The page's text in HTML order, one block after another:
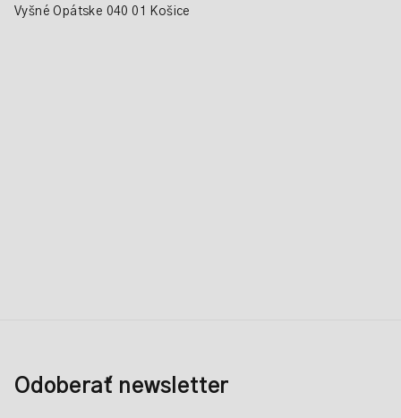
Vyšné Opátske 040 01 Košice
Odoberať newsletter